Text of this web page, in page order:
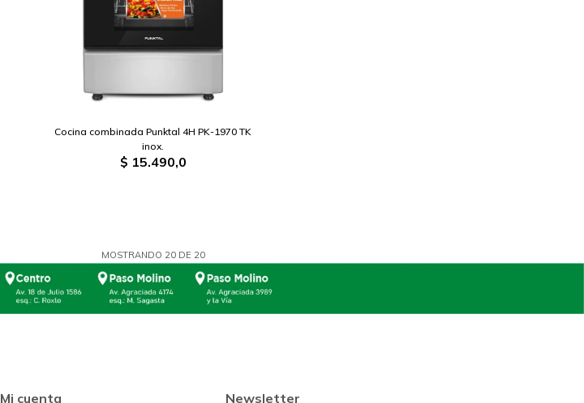
Cocina combinada Punktal 4H PK-1970 TK
inox.
$ 15.490,0
MOSTRANDO 20DE 20
Mi cuenta Newsletter